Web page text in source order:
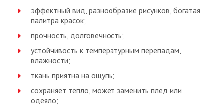
эффектный вид, разнообразие рисунков, богатая
палитра красок;
прочность, долговечность;
устойчивость к температурным перепадам,
влажности;
ткань приятна на ощупь;
сохраняет тепло, может заменить плед или
одеяло;